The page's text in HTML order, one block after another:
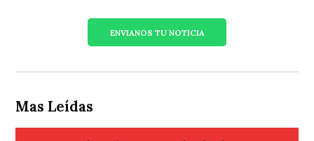
ENVIANOS TU NOTICIA
Mas Leídas